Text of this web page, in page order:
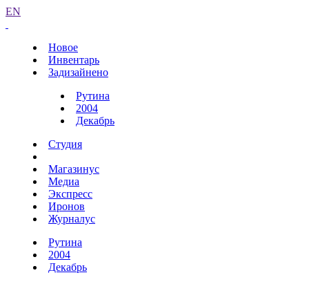
EN
Новое
Инвентарь
Задизайнено
Рутина
2004
Декабрь
Студия
Магазинус
Медиа
Экспресс
Иронов
Журналус
Рутина
2004
Декабрь